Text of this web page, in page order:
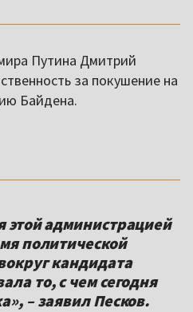
Путина Дмитрий
за покушение на
Байдена.
этой администрацией
политической
кандидата
то, с чем сегодня
– заявил Песков.